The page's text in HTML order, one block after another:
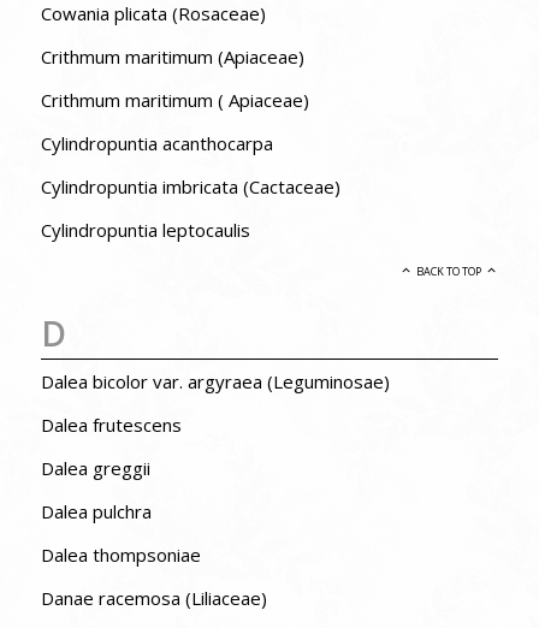
Cowania plicata (Rosaceae)
Crithmum maritimum (Apiaceae)
Crithmum maritimum ( Apiaceae)
Cylindropuntia acanthocarpa
Cylindropuntia imbricata (Cactaceae)
Cylindropuntia leptocaulis
BACK TO TOP
D
Dalea bicolor var. argyraea (Leguminosae)
Dalea frutescens
Dalea greggii
Dalea pulchra
Dalea thompsoniae
Danae racemosa (Liliaceae)